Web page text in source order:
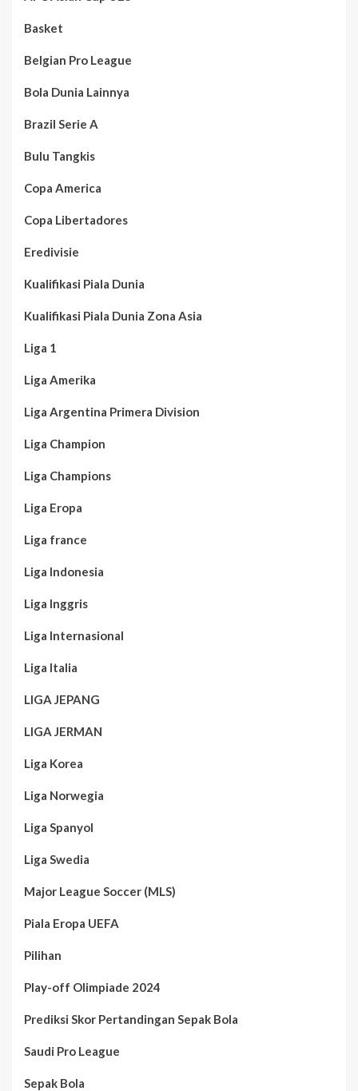
Basket
Belgian Pro League
Bola Dunia Lainnya
Brazil Serie A
Bulu Tangkis
Copa America
Copa Libertadores
Eredivisie
Kualifikasi Piala Dunia
Kualifikasi Piala Dunia Zona Asia
Liga 1
Liga Amerika
Liga Argentina Primera Division
Liga Champion
Liga Champions
Liga Eropa
Liga france
Liga Indonesia
Liga Inggris
Liga Internasional
Liga Italia
LIGA JEPANG
LIGA JERMAN
Liga Korea
Liga Norwegia
Liga Spanyol
Liga Swedia
Major League Soccer (MLS)
Piala Eropa UEFA
Pilihan
Play-off Olimpiade 2024
Prediksi Skor Pertandingan Sepak Bola
Saudi Pro League
Sepak Bola